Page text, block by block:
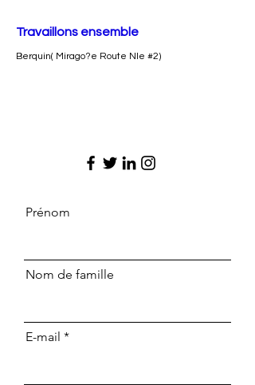
Travaillons ensemble
Berquin( Mirago?e Route Nle #2)
Prénom
Nom de famille
E-mail